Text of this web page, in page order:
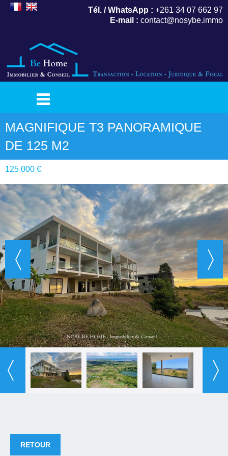
Tél. / WhatsApp : +261 34 07 662 97
E-mail : contact@nosybe.immo
MAGNIFIQUE T3 PANORAMIQUE
DE 125 M2
125 000 €
RETOUR